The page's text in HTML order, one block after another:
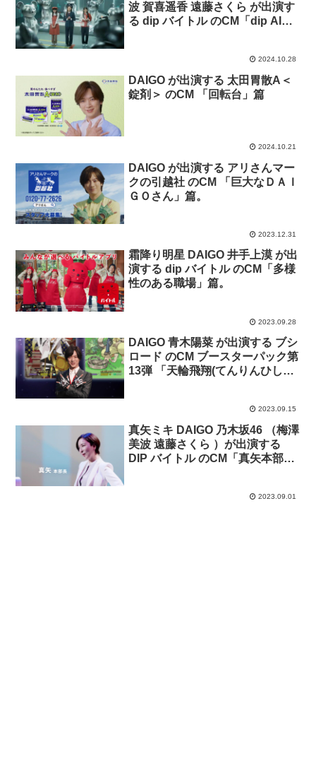
波 賀喜遥香 遠藤さくら が出演す
る dip バイトル のCM「dip AI爆
2024.10.28
DAIGO が出演する 太田胃散A＜
錠剤＞ のCM 「回転台」篇
2024.10.21
DAIGO が出演する アリさんマー
クの引越社 のCM 「巨大なＤＡＩ
ＧＯさん」篇。
2023.12.31
霜降り明星 DAIGO 井手上漠 が出
演する dip バイトル のCM「多様
性のある職場」篇。
2023.09.28
DAIGO 青木陽菜 が出演する ブシ
ロード のCM ブースターパック第
13弾 「天輪飛翔(てんりんひしょ
2023.09.15
真矢ミキ DAIGO 乃木坂46 （梅澤
美波 遠藤さくら ）が出演する
DIP バイトル のCM「真矢本部長
2023.09.01